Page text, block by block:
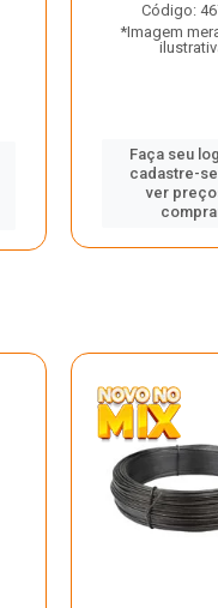
Código:
*Imagem
Faça seu
cadastre-
ver